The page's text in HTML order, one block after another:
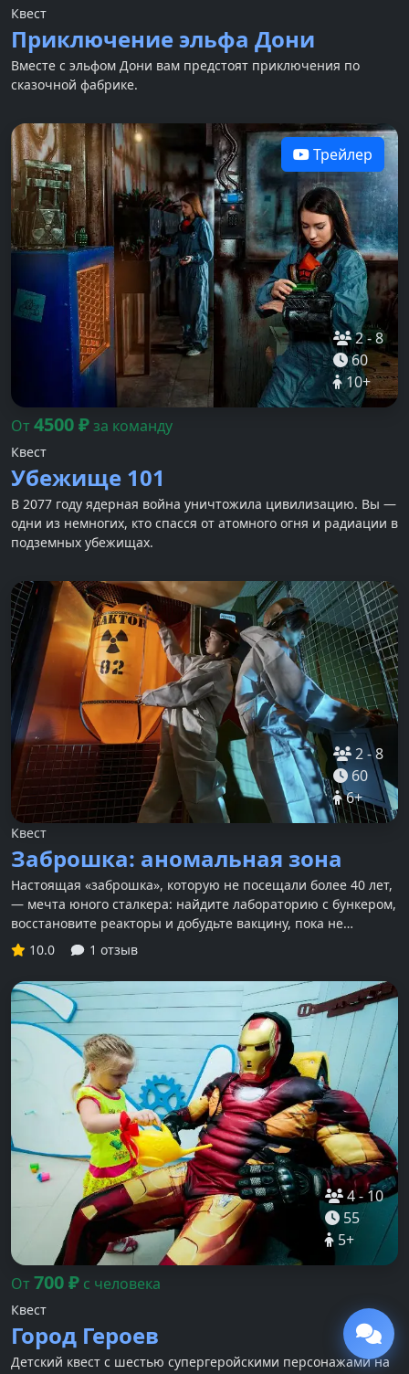
Квест
Приключение эльфа Дони
Вместе с эльфом Дони вам предстоят приключения по
сказочной фабрике.
2-8
60
10+
Трейлер
От4500₽за команду
Квест
Убежище 101
В 2077 году ядерная война уничтожила цивилизацию. Вы —
одни из немногих, кто спасся от атомного огня и радиации в
подземных убежищах.
2-8
60
6+
Квест
Заброшка: аномальная зона
Настоящая «заброшка», которую не посещали более 40 лет,
— мечта юного сталкера: найдите лабораторию с бункером,
восстановите реакторы и добудьте вакцину, пока не
кончился кислород.
10.0 1 отзыв
4-10
55
5+
От700₽ с человека
Квест
Город Героев
Детский квест с шестью супергеройскими персонажами на